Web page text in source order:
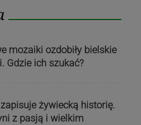
mozaiki ozdobiły bielskie
Gdzie ich szukać?
żywiecką historię.
z pasją i wielkim